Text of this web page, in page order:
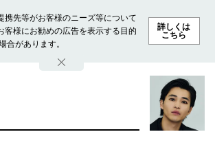
携先等がお客様のニーズ等について
客様にお勧めの広告を表示する目的
合があります。
詳しくは
こちら
集 ランキング ファッション ビューテ